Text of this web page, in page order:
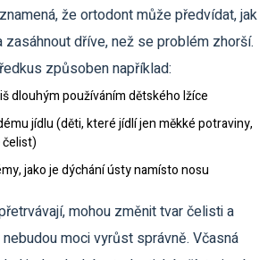
že ortodont může předvídat, jak
zasáhnout dříve, než se problém zhorší.
způsoben například:
dlouhým používáním dětského lžíce
jídlu (děti, které jídlí jen měkké potraviny,
jako je dýchání ústy namísto nosu
mohou změnit tvar čelisti a
moci vyrůst správně. Včasná